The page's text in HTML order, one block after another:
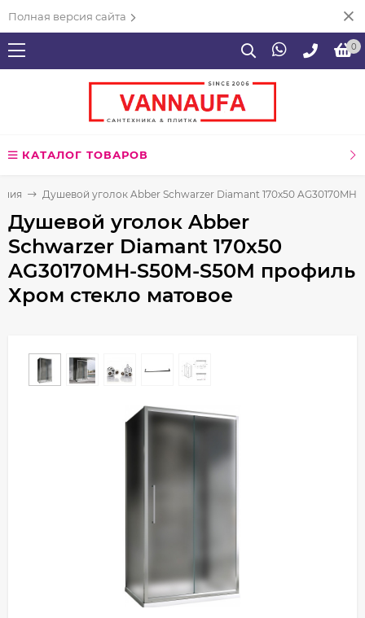
Полная версия сайта
0
КАТАЛОГ ТОВАРОВ
Душевой уголок Abber Schwarzer Diamant 170x50
Душевой уголок Abber
Schwarzer Diamant 170x50
AG30170MH-S50M-S50M профиль
Хром стекло матовое